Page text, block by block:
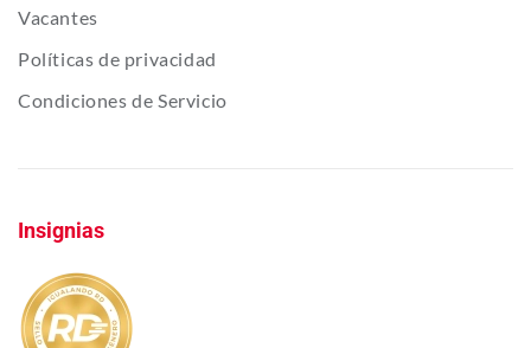
Vacantes
Políticas de privacidad
Condiciones de Servicio
Insignias